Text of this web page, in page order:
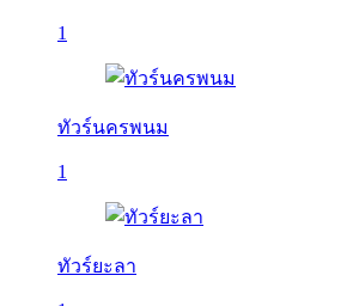
1
ทัวร์นครพนม
1
ทัวร์ยะลา